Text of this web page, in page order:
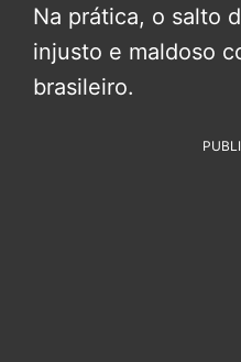
Na prática, o salto
injusto e maldoso
brasileiro.